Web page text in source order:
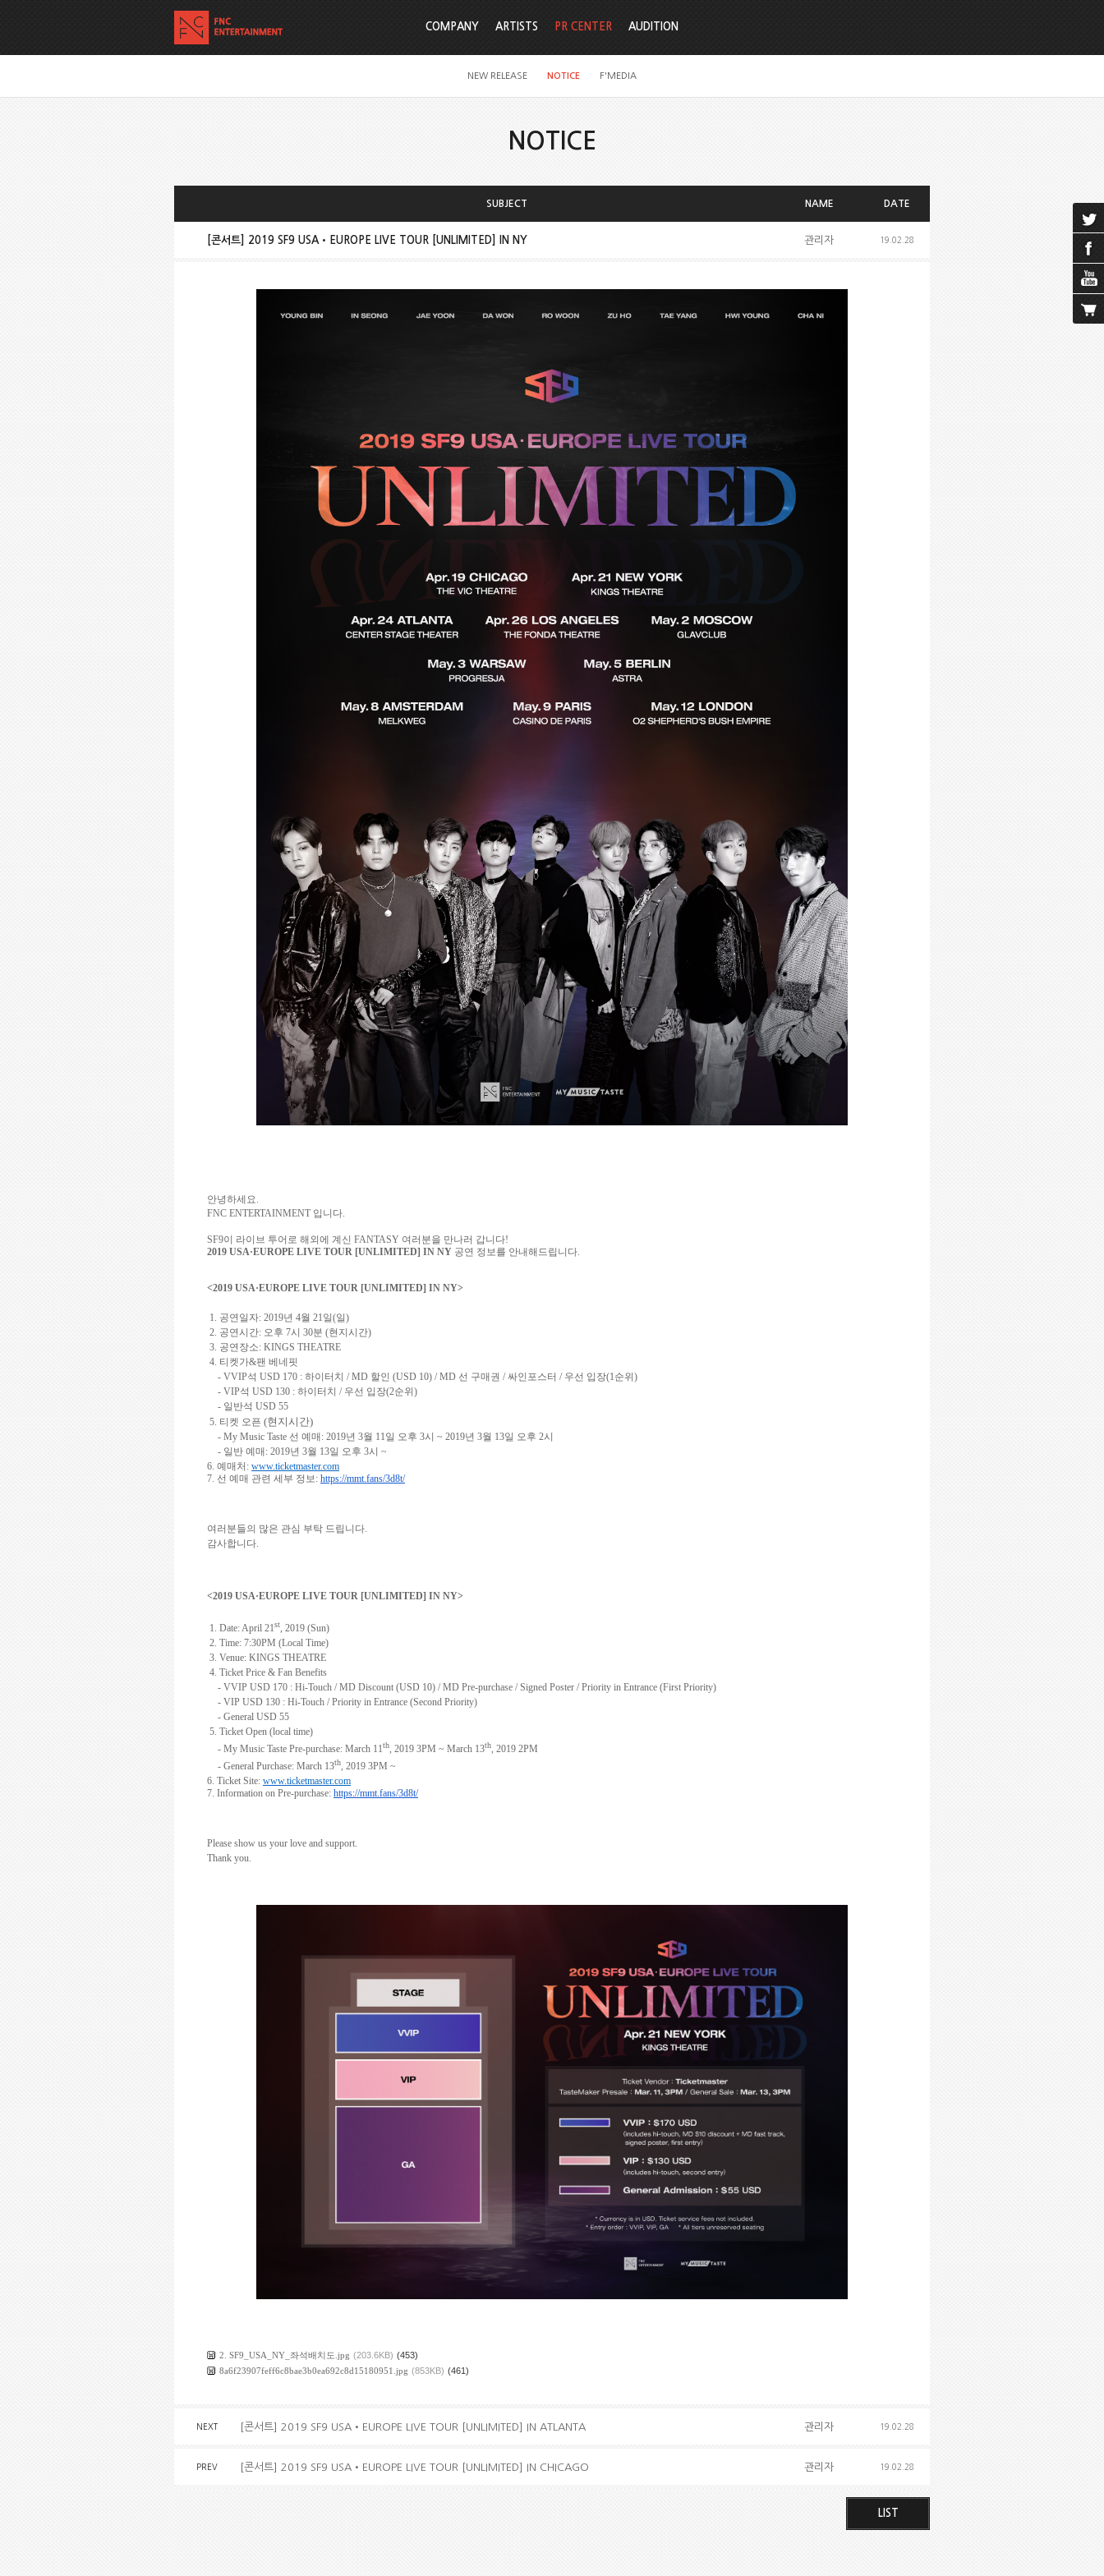
COMPANY ARTISTS PR CENTER
NEW RELEASE NOTICE F'MEDIA
AUDITION
NOTICE
SUBJECT NAME DATE
[콘서트] 2019 SF9 USA•EUROPE LIVE TOUR [UNLIMITED] IN NY 관리자 19.02.28
안녕하세요.
FNC ENTERTAINMENT 입니다.
SF9이 라이브 투어로 해외에 계신 FANTASY 여러분을 만나러 갑니다!
2019 USA·EUROPE LIVE TOUR [UNLIMITED] IN NY 공연 정보를 안내해드립니다.
<2019 USA·EUROPE LIVE TOUR [UNLIMITED] IN NY>
1. 공연일자: 2019년 4월 21 일(일)
2. 공연시간: 오후 7시 30분 (현지시간)
3. 공연장소: KINGS THEATRE
4. 티켓가&팬 베네핏
- VVIP석 USD 170 :하이터치/ MD 할인 (USD 10) / MD선 구매권/싸인포스터/ 우선 입장(1 순위)
- VIP석USD 130 :하이터치 / 우선 입장(2순위)
- 일반석USD 55
5. 티켓 오픈 (현지시간)
- My Music Taste선 예매: 2019년3월 11 일 오후3시~ 2019년3월 13일 오후2시
- 일반 예매: 2019년3월 13일 오후3시~
6. 예매처 : www.ticketmaster.com
7. 선 예매 관련 세부 정보 : https://mmt.fans/3d8t/
여러분들의 많은 관심 부탁 드립니다.
감사합니다.
<2019 USA·EUROPE LIVE TOUR [UNLIMITED] IN NY>
1. Date: April 21st , 2019 (Sun)
2. Time: 7:30PM (Local Time)
3. Venue: KINGS THEATRE
4. Ticket Price & Fan Benefits
- VVIP USD 170 : Hi-Touch / MD Discount (USD 10) / MD Pre-purchase / Signed Poster / Priority in Entrance (First Priority)
- VIP USD 130 : Hi-Touch / Priority in Entrance (Second Priority)
- General USD 55
5. Ticket Open (local time)
- My Music Taste Pre-purchase: March 11th , 2019 3PM ~ March 13th , 2019 2PM
- General Purchase: March 13th , 2019 3PM ~
6. Ticket Site: www.ticketmaster.com
7. Information on Pre-purchase: https://mmt.fans/3d8t/
Please show us your love and support.
Thank you.
2. SF9_USA_NY_좌석배치도.jpg (203.6KB) (453)
8a6f23907feff6c8bae3b0ea692c8d15180951.jpg (853KB) (461)
NEXT [콘서트] 2019 SF9 USA•EUROPE LIVE TOUR [UNLIMITED] IN ATLANTA 관리자 19.02.28
PREV [콘서트] 2019 SF9 USA•EUROPE LIVE TOUR [UNLIMITED] IN CHICAGO 관리자 19.02.28
LIST